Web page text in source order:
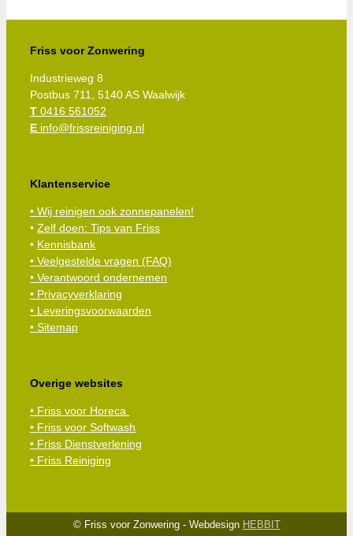
Friss voor Zonwering
Industrieweg 8
Postbus 711, 5140 AS Waalwijk
T 0416 561052
E info@frissreiniging.nl
Klantenservice
• Wij reinigen ook zonnepanelen!
• Zelf doen: Tips van Friss
• Kennisbank
• Veelgestelde vragen (FAQ)
• Verantwoord ondernemen
• Privacyverklaring
• Leveringsvoorwaarden
• Sitemap
Overige websites
• Friss voor Horeca
• Friss voor Softwash
• Friss Dienstverlening
• Friss Reiniging
© Friss voor Zonwering - Webdesign HEBBIT